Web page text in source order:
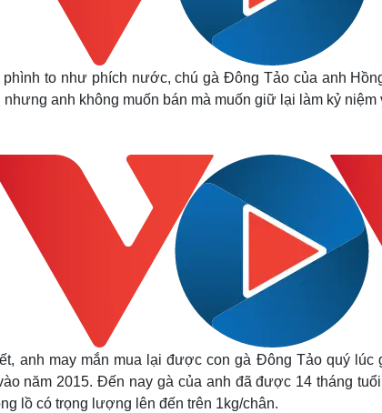
Tình yêu - Gia đình
Âm nhạc
to như phích nước, chú gà Đông Tảo của anh
nhưng anh không muốn bán mà muốn giữ lại làm kỷ niệm
anh may mắn mua lại được con gà Đông Tảo quý lúc
năm 2015. Đến nay gà của anh đã được 14 tháng
lồ có trọng lượng lên đến trên 1kg/chân.